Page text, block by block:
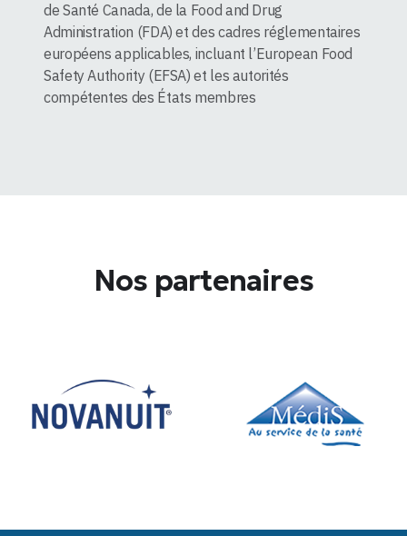
de Santé Canada, de la Food and Drug
Administration (FDA) et des cadres réglementaires
européens applicables, incluant l’European Food
Safety Authority (EFSA) et les autorités
compétentes des États membres
Nos partenaires